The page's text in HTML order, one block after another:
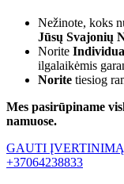
Nežinote, koks
Jūsų Svajonių
Norite
ilgalaikėmis
Norite tiesiog
Mes pasirūpiname
namuose.
GAUTI ĮVERTINIMĄ
+37064238833